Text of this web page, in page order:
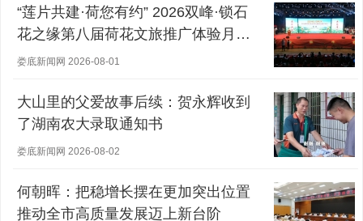
“莲片共建·荷您有约” 2026双峰·锁石
花之缘第八届荷花文旅推广体验月盛
大开幕
娄底新闻网 2026-08-01
大山里的父爱故事后续：贺永辉收到
了湖南农大录取通知书
娄底新闻网 2026-08-02
何朝晖：把稳增长摆在更加突出位置
推动全市高质量发展迈上新台阶